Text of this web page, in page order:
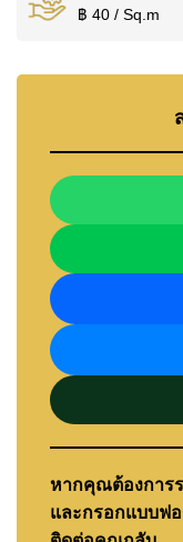
฿ 40 / Sq.m
หากคุณต้องการ
และกรอกแบบฟอ